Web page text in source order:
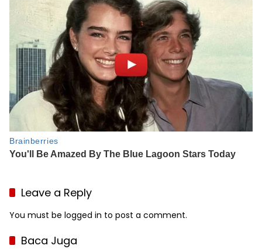
Leave a Reply
You must be logged in to post a comment.
Baca Juga